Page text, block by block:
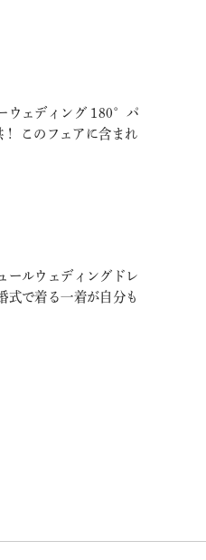
ウェディング 180°パ
このフェアに含まれ
ールウェディングドレ
式で着る一着が自分も